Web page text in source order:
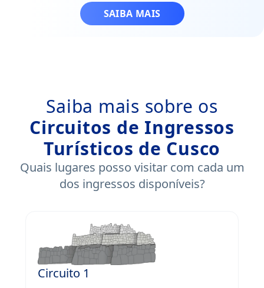
SAIBA MAIS
Saiba mais sobre os
Circuitos de Ingressos
Turísticos de Cusco
Quais lugares posso visitar com cada um
dos ingressos disponíveis?
Circuito 1